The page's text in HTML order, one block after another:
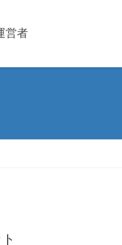
営者